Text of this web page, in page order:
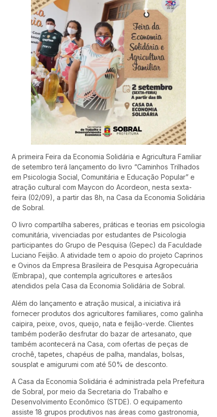
A primeira Feira da Economia Solidária e Agricultura Familiar
de setembro terá lançamento do livro “Caminhos Trilhados
em Psicologia Social, Comunitária e Educação Popular” e
atração cultural com Maycon do Acordeon, nesta sexta-
feira (02/09), a partir das 8h, na Casa da Economia Solidária
de Sobral.
O livro compartilha saberes, práticas e teorias em psicologia
comunitária, vivenciadas por estudantes de Psicologia
participantes do Grupo de Pesquisa (Gepec) da Faculdade
Luciano Feijão. A atividade tem o apoio do projeto Caprinos
e Ovinos da Empresa Brasileira de Pesquisa Agropecuária
(Embrapa), que contempla agricultores e artesãos
atendidos pela Casa da Economia Solidária de Sobral.
Além do lançamento e atração musical, a iniciativa irá
fornecer produtos dos agricultores familiares, como galinha
caipira, peixe, ovos, queijo, nata e feijão-verde. Clientes
também poderão desfrutar do bazar de artesanato, que
também acontecerá na Casa, com ofertas de peças de
crochê, tapetes, chapéus de palha, mandalas, bolsas,
sousplat e amigurumi com até 50% de desconto.
A Casa da Economia Solidária é administrada pela Prefeitura
de Sobral, por meio da Secretaria do Trabalho e
Desenvolvimento Econômico (STDE). O equipamento
assiste 18 grupos produtivos nas áreas como gastronomia,